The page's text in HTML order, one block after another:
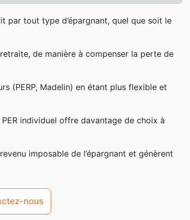
par tout type d’épargnant, quel que soit le
de manière à compenser la perte de
(PERP, Madelin) en étant plus flexible et
individuel offre davantage de choix à
imposable de l’épargnant et génèrent
nous